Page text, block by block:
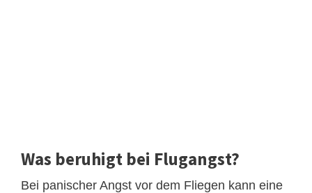
Was beruhigt bei Flugangst?
Bei panischer Angst vor dem Fliegen kann eine